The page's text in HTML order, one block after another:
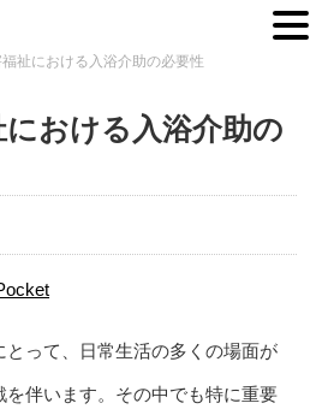
祉における入浴介助の必要性
おける入浴介助の
って、日常生活の多くの場面が
伴います。その中でも特に重要